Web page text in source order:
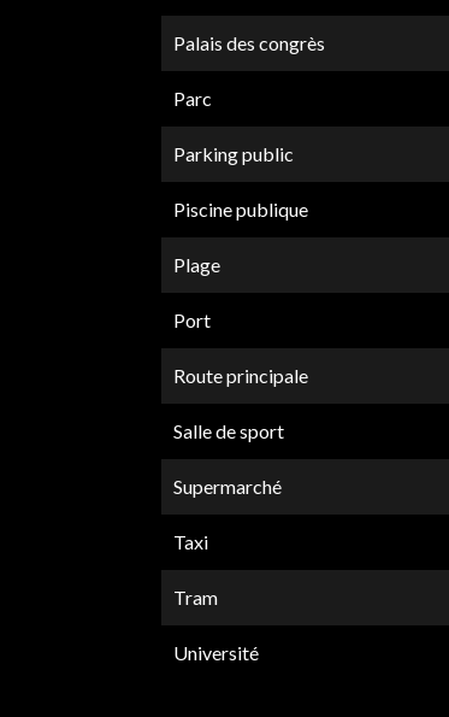
Palais des congrès
Parc
Parking public
Piscine publique
Plage
Port
Route principale
Salle de sport
Supermarché
Taxi
Tram
Université